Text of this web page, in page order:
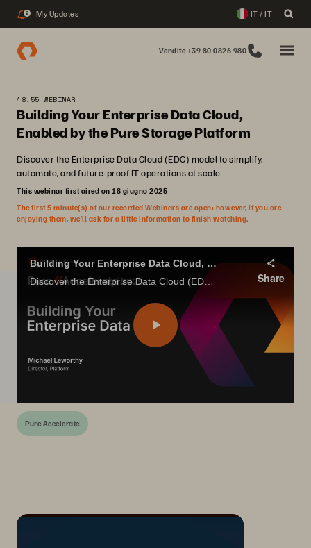
2 My Updates IT / IT
Vendite +39 80 0826 980
48:55 WEBINAR
Building Your Enterprise Data Cloud,
Enabled by the Pure Storage Platform
Discover the Enterprise Data Cloud (EDC) model to simplify,
automate, and future-proof IT operations at scale.
This webinar first aired on 18 giugno 2025
The first 5 minute(s) of our recorded Webinars are open; however, if you are
enjoying them, we’ll ask for a little information to finish watching.
Building Your Enterprise Data Cloud, Enabled by the Pure Storage Platform
Discover the Enterprise Data Cloud (EDC) model to simplify, automate, and future-proof IT operations at scale
Share
Pure Accelerate